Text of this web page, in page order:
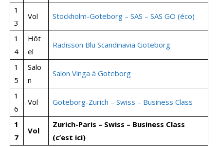
1
3
Vol Stockholm-Goteborg – SAS – SAS GO (éco)
1
4
Hôt
el
Radisson Blu Scandinavia Goteborg
1
5
Salo
n
Salon Vinga à Goteborg
1
6
Vol Goteborg-Zurich – Swiss – Business Class
1
7
Vol
Zurich-Paris – Swiss – Business Class
(c’est ici)